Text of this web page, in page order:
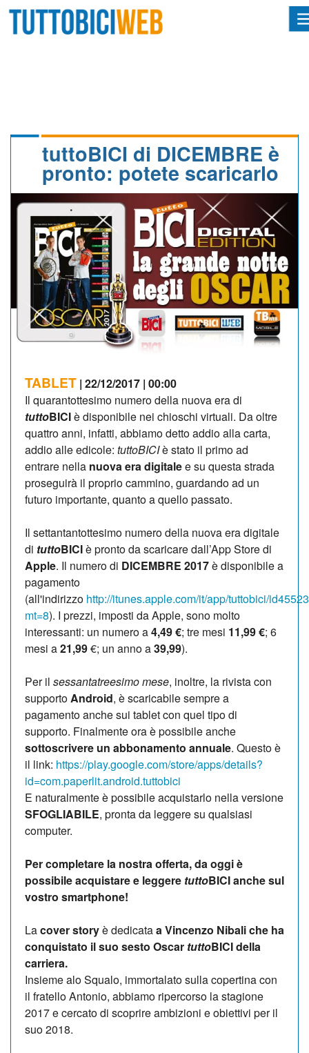
CALENDARIO
OSCAR
ALBI D'ORO
NEWSLETTER
tuttoBICI di DICEMBRE è
pronto: potete scaricarlo
TABLET | 22/12/2017 | 00:00
Il quarantottesimo numero della nuova era di
tuttoBICIè disponibile nei chioschi virtuali. Da oltre
quattro anni, infatti, abbiamo detto addio alla carta,
addio alle edicole: tuttoBICIè stato il primo ad
entrare nella nuovaera digitalee su questa strada
proseguirà il proprio cammino, guardando ad un
futuro importante, quanto a quello passato.
Il settantantottesimo numero della nuova era digitale
di tuttoBICIè pronto da scaricare dall’App Store di
Apple. Il numero di DICEMBRE 2017è disponibile a
pagamento
(all'indirizzo http://itunes.apple.com/it/app/tuttobici/
mt=8). I prezzi, imposti da Apple, sono molto
interessanti: un numero a4,49 €; tre mesi 11,99 €; 6
mesi a21,99€; un anno a39,99).
Per il sessantatreesimo mese, inoltre, la rivista con
supportoAndroid, è scaricabile sempre a
pagamento anche sui tablet con quel tipo di
supporto. Finalmente ora è possibile anche
sottoscrivere un abbonamento annuale. Questo è
il link: https://play.google.com/store/apps/details?
id=com.paperlit.android.tuttobici
E naturalmente è possibile acquistarlo nella versione
SFOGLIABILE, pronta da leggere su qualsiasi
computer.
Per completare la nostra offerta, da oggi è
possibile acquistare e leggere tuttoBICI anche sul
vostro smartphone!
Lacover storyè dedicataa Vincenzo Nibali che ha
conquistato il suo sesto Oscar tuttoBICI della
carriera.
Insieme alo Squalo, immortalato sulla copertina con
il fratello Antonio, abbiamo ripercorso la stagione
2017 e cercato di scoprire ambizioni e obiettivi per il
suo 2018.